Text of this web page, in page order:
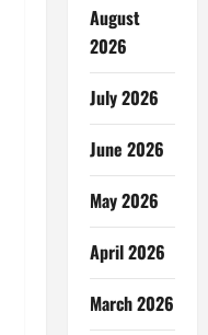
August
2026
July 2026
June 2026
May 2026
April 2026
March 2026